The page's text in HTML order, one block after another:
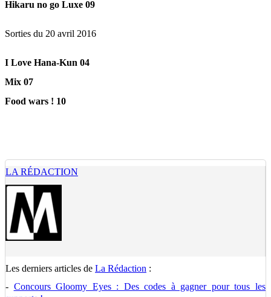
Hikaru no go Luxe 09
Sorties du 20 avril 2016
I Love Hana-Kun 04
Mix 07
Food wars ! 10
LA RÉDACTION
Les derniers articles de La Rédaction :
- Concours Gloomy Eyes : Des codes à gagner pour tous les